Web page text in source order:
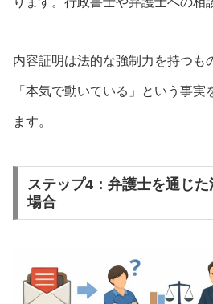
内容証明は法的な強制力を持つも
「本気で動いている」という事実
ます。
ステップ4：弁護士を通じ
場合